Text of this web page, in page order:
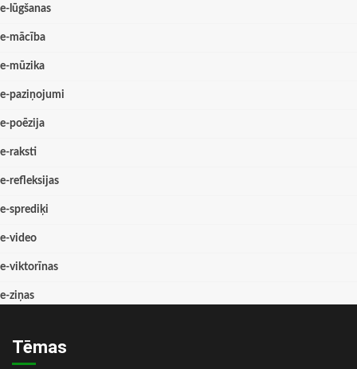
e-lūgšanas
e-mācība
e-mūzika
e-paziņojumi
e-poēzija
e-raksti
e-refleksijas
e-sprediķi
e-video
e-viktorīnas
e-ziņas
Tēmas